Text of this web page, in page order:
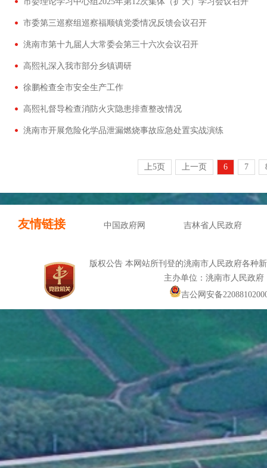
市委第三巡察组巡察福顺镇党委情况反馈会议召开
洮南市第十九届人大常委会第三十六次会议召开
高熙礼深入我市部分乡镇调研
徐鹏检查全市安全生产工作
高熙礼督导检查消防火灾隐患排查整改情况
洮南市开展危险化学品泄漏燃烧事故应急处置实战演练
上5页 上一页 6 7
友情链接 中国政府网 吉林省人民政府
版权公告 本网站所刊登的洮南市人民政府各种
主办单位：洮南市人民政
吉公网安备